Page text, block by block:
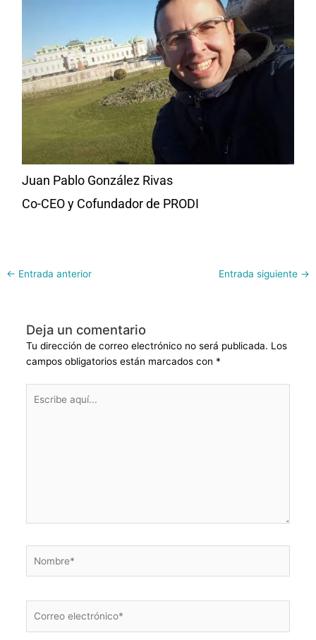
Juan Pablo González Rivas
Co-CEO y Cofundador de PRODI
← Entrada anterior Entrada siguiente →
Deja un comentario
Tu dirección de correo electrónico no será publicada. Los
campos obligatorios están marcados con *
aquí...
electrónico*